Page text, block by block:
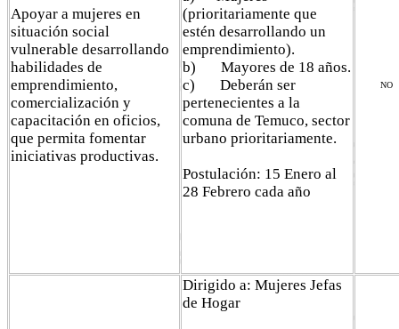
Apoyar a mujeres en
situación social
vulnerable desarrollando
habilidades de
emprendimiento,
comercialización y
capacitación en oficios,
que permita fomentar
iniciativas productivas.
(prioritariamente que
estén desarrollando un
emprendimiento).
b) Mayores de 18 años.
c) Deberán ser
pertenecientes a la
comuna de Temuco, sector
urbano prioritariamente.
Postulación: 15 Enero al
28 Febrero cada año
NO
Dirigido a: Mujeres Jefas
de Hogar